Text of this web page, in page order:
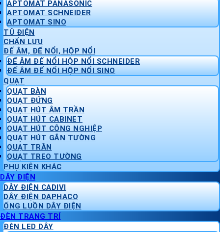
APTOMAT PANASONIC
APTOMAT SCHNEIDER
APTOMAT SINO
TỦ ĐIỆN
CHẤN LƯU
ĐẾ ÂM, ĐẾ NỔI, HỘP NỔI
ĐẾ ÂM ĐẾ NỔI HỘP NỔI SCHNEIDER
ĐẾ ÂM ĐẾ NỔI HỘP NỔI SINO
QUẠT
QUẠT BÀN
QUẠT ĐỨNG
QUẠT HÚT ÂM TRẦN
QUẠT HÚT CABINET
QUẠT HÚT CÔNG NGHIỆP
QUẠT HÚT GẮN TƯỜNG
QUẠT TRẦN
QUẠT TREO TƯỜNG
PHỤ KIỆN KHÁC
DÂY ĐIỆN
DÂY ĐIỆN CADIVI
DÂY ĐIỆN DAPHACO
ỐNG LUỒN DÂY ĐIỆN
ĐÈN TRANG TRÍ
ĐÈN LED DÂY